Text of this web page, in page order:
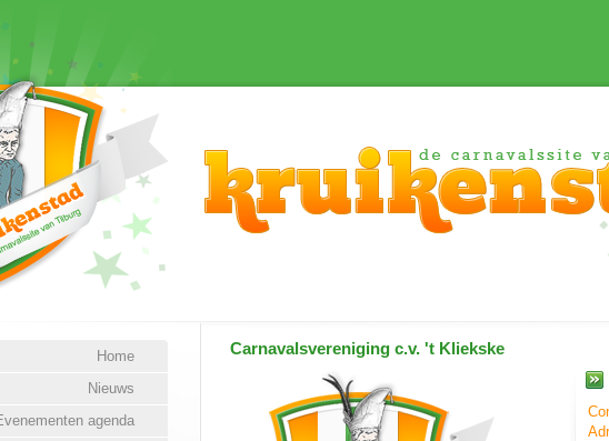
Home
Nieuws
agenda
Carnavalsvereniging c.v. 't Kliekske